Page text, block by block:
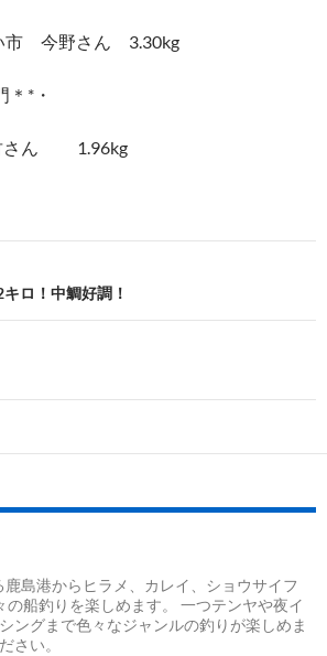
市 今野さん 3.30kg
＊*・
ん 1.96kg
ロ！中鯛好調！
島港からヒラメ、カレイ、ショウサイフ
の船釣りを楽しめます。 一つテンヤや夜イ
ングまで色々なジャンルの釣りが楽しめま
さい。